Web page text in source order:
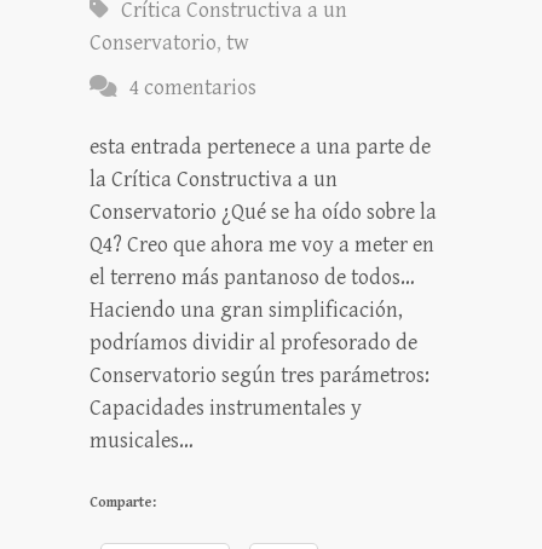
Crítica Constructiva a un
Conservatorio, tw
4 comentarios
esta entrada pertenece a una parte de
la Crítica Constructiva a un
Conservatorio ¿Qué se ha oído sobre la
Q4? Creo que ahora me voy a meter en
el terreno más pantanoso de todos…
Haciendo una gran simplificación,
podríamos dividir al profesorado de
Conservatorio según tres parámetros:
Capacidades instrumentales y
musicales…
Comparte: